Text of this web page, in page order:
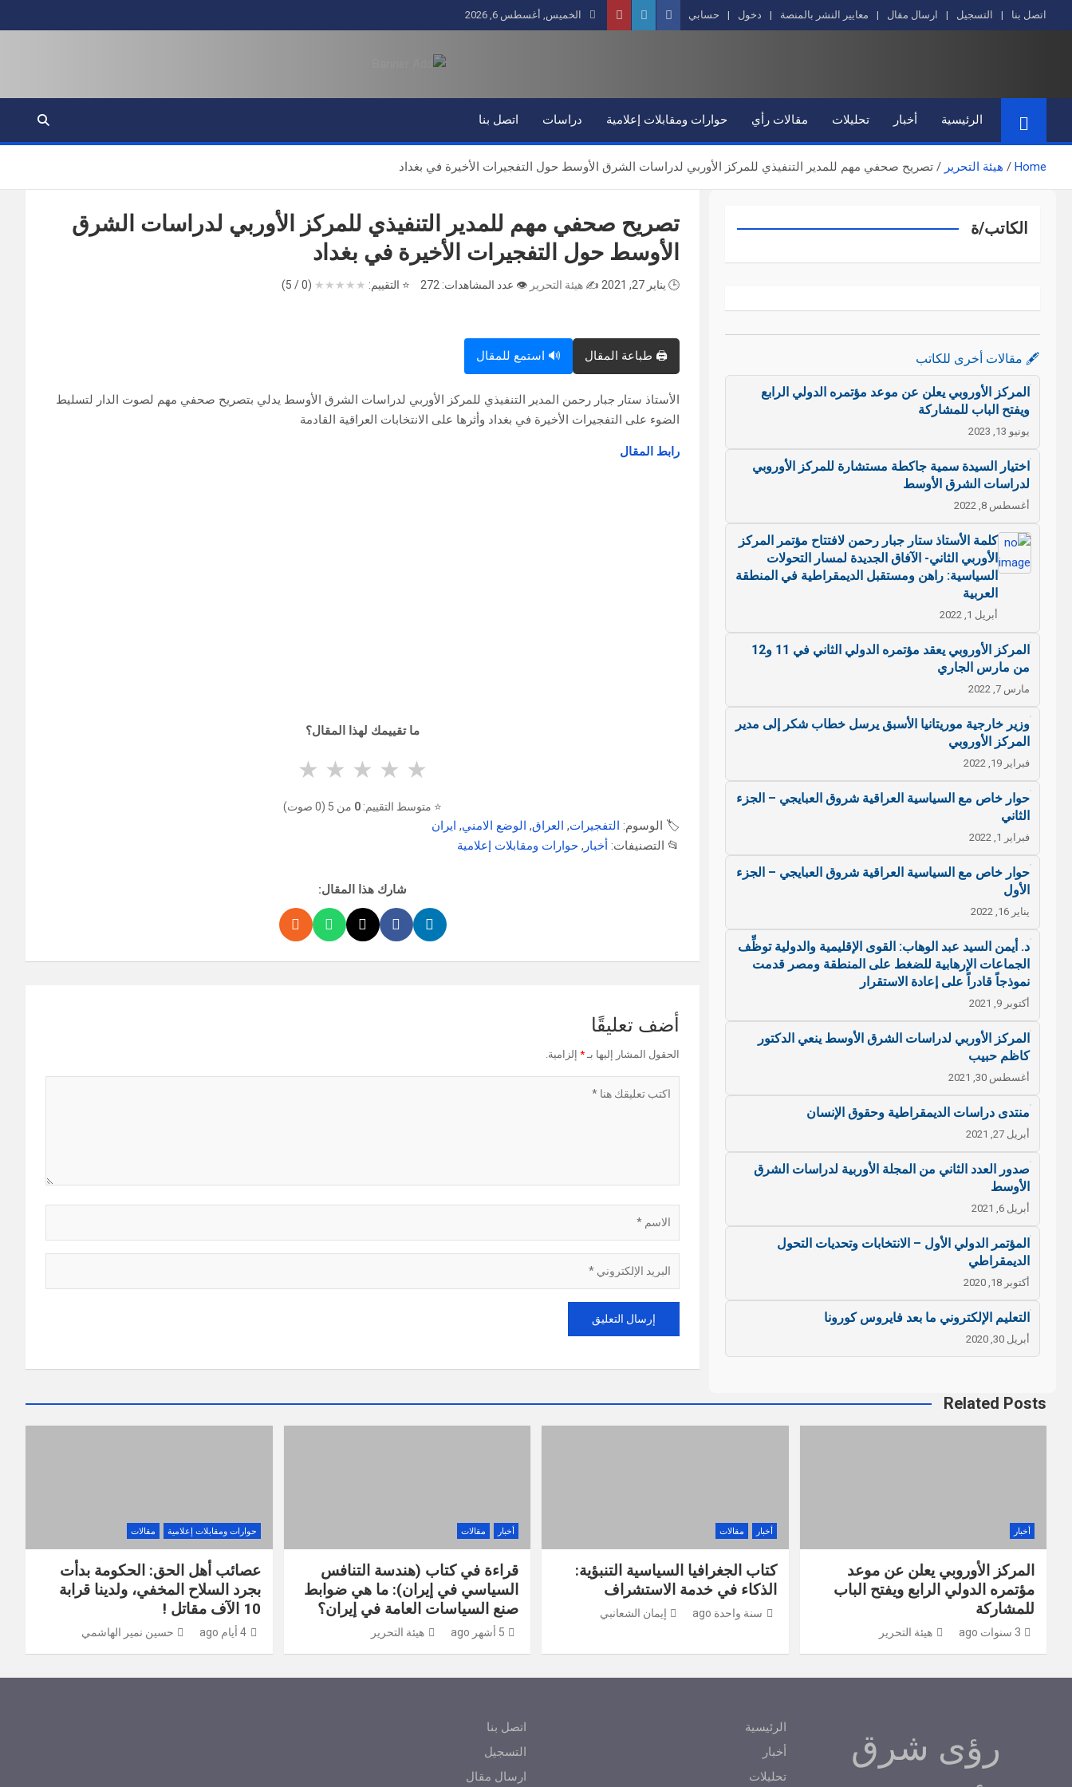
to
الخميس, أغسطس 6, 2026 اتصل بنا التسجيل ارسال مقال معايير النشر بالمنصة دخول حسابي
الرئيسية أخبار تحليلات مقالات رأي حوارات ومقابلات إعلامية دراسات اتصل بنا
Home هيئة التحرير تصريح صحفي مهم للمدير التنفيذي للمركز الأوربي لدراسات الشرق الأوسط حول التفجيرات الأخيرة في بغداد
تصريح صحفي مهم للمدير التنفيذي للمركز الأوربي لدراسات الشرق
الأوسط حول التفجيرات الأخيرة في بغداد
🕒 يناير 27, 2021 ✍️ هيئة التحرير 👁️ عدد المشاهدات: 272 ⭐ التقييم: ★
★
★
★
★
(0 / 5)
🖨️ طباعة المقال 🔊 استمع للمقال
الأستاذ ستار جبار رحمن المدير التنفيذي للمركز الأوربي لدراسات الشرق الأوسط يدلي بتصريح صحفي مهم لصوت الدار لتسليط
الضوء على التفجيرات الأخيرة في بغداد وأثرها على الانتخابات العراقية القادمة
رابط المقال
ما تقييمك لهذا المقال؟
★
★
★
★
★
⭐ متوسط التقييم: 0 من 5 (0 صوت)
🏷️ الوسوم: التفجيرات, العراق, الوضع الامني, ايران
📂 التصنيفات: أخبار , حوارات ومقابلات إعلامية
شارك هذا المقال:
أضف تعليقًا
الحقول المشار إليها بـ *إلزامية.
الكاتب/ة
🖋️ مقالات أخرى للكاتب
المركز الأوروبي يعلن عن موعد مؤتمره الدولي الرابع
ويفتح الباب للمشاركة
يونيو 13, 2023
اختيار السيدة سمية جاكطة مستشارة للمركز الأوروبي
لدراسات الشرق الأوسط
أغسطس 8, 2022
كلمة الأستاذ ستار جبار رحمن لافتتاح مؤتمر المركز
الأوربي الثاني- الآفاق الجديدة لمسار التحولات
السياسية: راهن ومستقبل الديمقراطية في المنطقة
العربية
أبريل 1, 2022
المركز الأوروبي يعقد مؤتمره الدولي الثاني في 11 و12
من مارس الجاري
مارس 7, 2022
وزير خارجية موريتانيا الأسبق يرسل خطاب شكر إلى مدير
المركز الأوروبي
فبراير 19, 2022
حوار خاص مع السياسية العراقية شروق العبايجي – الجزء
الثاني
فبراير 1, 2022
حوار خاص مع السياسية العراقية شروق العبايجي – الجزء
الأول
يناير 16, 2022
د. أيمن السيد عبد الوهاب: القوى الإقليمية والدولية توظِّف
الجماعات الإرهابية للضغط على المنطقة ومصر قدمت
نموذجاً قادراً على إعادة الاستقرار
أكتوبر 9, 2021
المركز الأوربي لدراسات الشرق الأوسط ينعي الدكتور
كاظم حبيب
أغسطس 30, 2021
منتدى دراسات الديمقراطية وحقوق الإنسان
أبريل 27, 2021
صدور العدد الثاني من المجلة الأوربية لدراسات الشرق
الأوسط
أبريل 6, 2021
المؤتمر الدولي الأول – الانتخابات وتحديات التحول
الديمقراطي
أكتوبر 18, 2020
التعليم الإلكتروني ما بعد فايروس كورونا
أبريل 30, 2020
Related Posts
حوارات ومقابلات إعلامية مقالات
عصائب أهل الحق: الحكومة بدأت
بجرد السلاح المخفي، ولدينا قرابة
10 الآف مقاتل !
4 أيام ago حسين نمير الهاشمي
أخبار مقالات
قراءة في كتاب (هندسة التنافس
السياسي في إيران): ما هي ضوابط
صنع السياسات العامة في إيران؟
5 أشهر ago هيئة التحرير
أخبار مقالات
كتاب الجغرافيا السياسية التنبؤية:
الذكاء في خدمة الاستشراف
سنة واحدة ago إيمان الشعانبي
أخبار
المركز الأوروبي يعلن عن موعد
مؤتمره الدولي الرابع ويفتح الباب
للمشاركة
3 سنوات ago هيئة التحرير
اتصل بنا
التسجيل
ارسال مقال
الرئيسية
أخبار
تحليلات
رؤى شرق